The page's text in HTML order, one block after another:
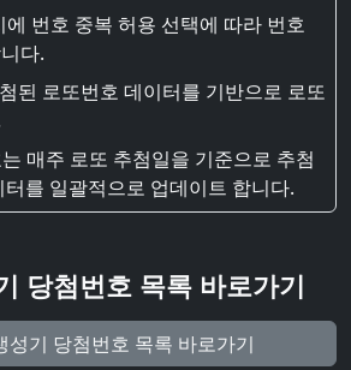
번호 중복 허용 선택에 따라 번호
다.
된 로또번호 데이터를 기반으로 로또
매주 로또 추첨일을 기준으로 추첨
를 일괄적으로 업데이트 합니다.
당첨번호 목록 바로가기
성기 당첨번호 목록 바로가기